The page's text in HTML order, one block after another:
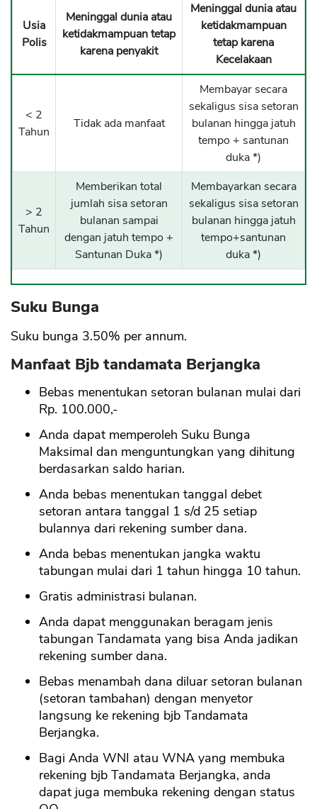
Usia
Polis
Meninggal dunia atau
ketidakmampuan tetap
karena penyakit
Meninggal dunia atau
ketidakmampuan
tetap karena
Kecelakaan
< 2
Tahun
Tidak ada manfaat
Membayar secara
sekaligus sisa setoran
bulanan hingga jatuh
tempo + santunan
duka *)
> 2
Tahun
Memberikan total
jumlah sisa setoran
bulanan sampai
dengan jatuh tempo +
Santunan Duka *)
Membayarkan secara
sekaligus sisa setoran
bulanan hingga jatuh
tempo+santunan
duka *)
Suku Bunga
Suku bunga 3.50% per annum.
Manfaat Bjb tandamata Berjangka
Bebas menentukan setoran bulanan mulai dari
Rp. 100.000,-
Anda dapat memperoleh Suku Bunga
Maksimal dan menguntungkan yang dihitung
berdasarkan saldo harian.
Anda bebas menentukan tanggal debet
setoran antara tanggal 1 s/d 25 setiap
bulannya dari rekening sumber dana.
Anda bebas menentukan jangka waktu
tabungan mulai dari 1 tahun hingga 10 tahun.
Gratis administrasi bulanan.
Anda dapat menggunakan beragam jenis
tabungan Tandamata yang bisa Anda jadikan
rekening sumber dana.
Bebas menambah dana diluar setoran bulanan
(setoran tambahan) dengan menyetor
langsung ke rekening bjb Tandamata
Berjangka.
Bagi Anda WNI atau WNA yang membuka
rekening bjb Tandamata Berjangka, anda
dapat juga membuka rekening dengan status